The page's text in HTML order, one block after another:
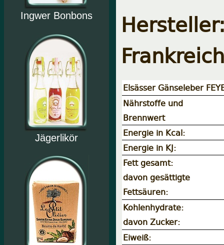
Ingwer Bonbons
Jägerlikör
Frankreich
Elsässer Gänseleber
Nährstoffe und
Brennwert
Energie in Kcal:
Energie in KJ:
Fett gesamt:
davon gesättigte
Fettsäuren:
Kohlenhydrate:
davon Zucker:
Eiweiß: